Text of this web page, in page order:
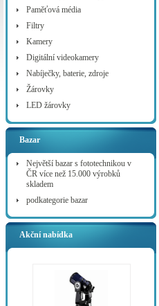
Paměťová média
Filtry
Kamery
Digitální videokamery
Nabíječky, baterie, zdroje
Žárovky
LED žárovky
Bazar
Největší bazar s fototechnikou v
ČR více než 15.000 výrobků
skladem
podkategorie bazar
Akční nabídka